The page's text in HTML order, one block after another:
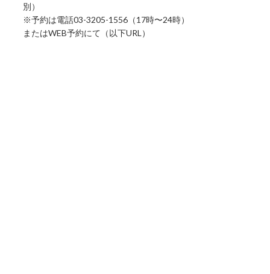
別）
※予約は電話03-3205-1556（17時〜24時）
またはWEB予約にて（以下URL）